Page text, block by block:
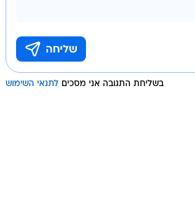
בשליחת התגובה אני מסכים לתנאי השימוש